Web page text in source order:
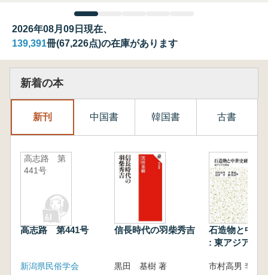
2026年08月09日現在、
139,391冊(67,226点)の在庫があります
新着の本
新刊 中国書 韓国書 古書
高志路 第
441号
高志路 第441号
新潟県民俗学会
信長時代の羽柴秀吉
黒田 基樹 著
石造物と中世
: 東アジアと